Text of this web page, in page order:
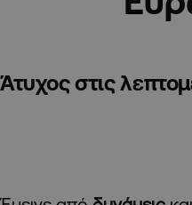
Άτυχος στις